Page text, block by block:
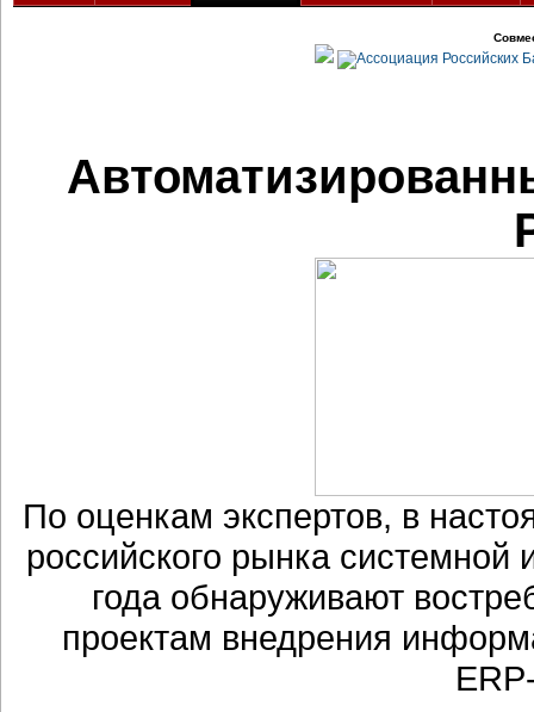
По оценкам экспертов, в
российского рынка
года обнаруживают
проектам внедрения